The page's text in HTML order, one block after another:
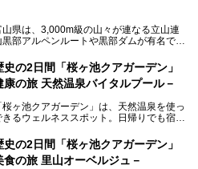
居心地の良い客室、ビュッフェ式の食事
離れて、山懐で自然に癒されたいと思う
です。冬なら雪景色も絵になりますよ。
・ホテルマネジメント株式会社【PR】
奈月温泉 やまのはのPR記事です。
県は、3,000m級の山々が連なる立山連
部アルペンルートや黒部ダムが有名で
幸も見逃せません！
、実は東京からも2時間ほどでアクセス
富で、すぐにでも出かけたくなる施設が
の2日間「桜ヶ池クアガーデン」
の旅 天然温泉バイタルプール－
ヶ池クアガーデン」は、天然温泉を使っ
るウェルネススポット。日帰りでも宿泊
楽しみながら美しく健康に。
ガーデン」の天然温泉バイタルプールと
の2日間「桜ヶ池クアガーデン」
の旅 里山オーベルジュ－